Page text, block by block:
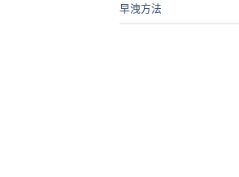
早洩方法